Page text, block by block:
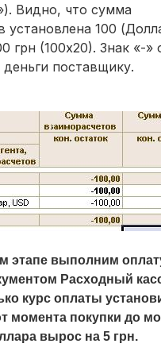
Видно, что сумма
установлена 100
грн (100х20). Знак «-»
поставщику.
этапе выполним
Расходный
курс оплаты
момента покупки до
вырос на 5 грн.